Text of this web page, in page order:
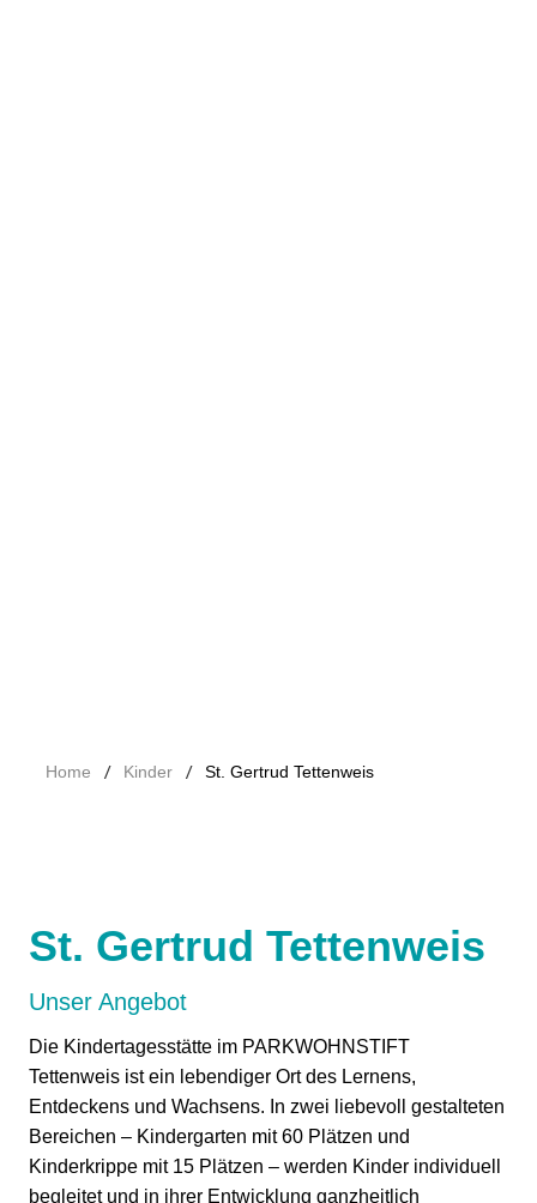
Home / Kinder / St. Gertrud Tettenweis
St. Gertrud Tettenweis
Unser Angebot
Die Kindertagesstätte im PARKWOHNSTIFT
Tettenweis ist ein lebendiger Ort des Lernens,
Entdeckens und Wachsens. In zwei liebevoll gestalteten
Bereichen – Kindergarten mit 60 Plätzen und
Kinderkrippe mit 15 Plätzen – werden Kinder individuell
begleitet und in ihrer Entwicklung ganzheitlich